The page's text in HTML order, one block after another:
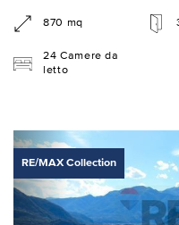
870 mq
24 Camere da
letto
RE/MAX Collection